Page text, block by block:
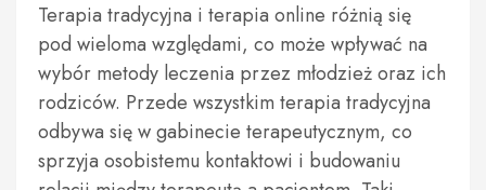
Terapia tradycyjna i terapia online różnią się
pod wieloma względami, co może wpływać na
wybór metody leczenia przez młodzież oraz ich
rodziców. Przede wszystkim terapia tradycyjna
odbywa się w gabinecie terapeutycznym, co
sprzyja osobistemu kontaktowi i budowaniu